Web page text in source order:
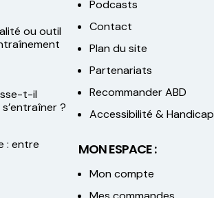
ou outil
t-il
?
: entre
Podcasts
Contact
Plan du site
Partenariats
Recommander ABD
Accessibilité & Handicap
MON ESPACE :
Mon compte